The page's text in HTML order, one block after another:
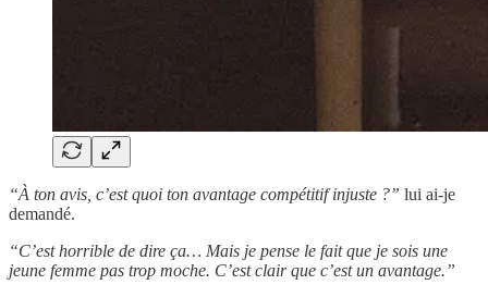
“À ton avis, c’est quoi ton avantage compétitif injuste ?” lui ai-je
demandé.
“C’est horrible de dire ça… Mais je pense le fait que je sois une
jeune femme pas trop moche. C’est clair que c’est un avantage.”